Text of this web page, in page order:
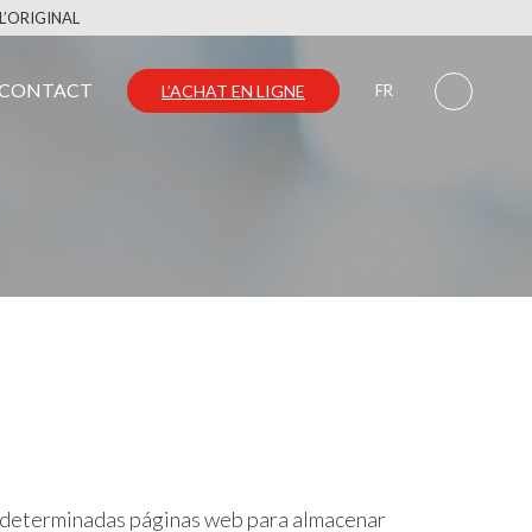
L’ACHAT EN LIGNE FR
páginas web para almacenar